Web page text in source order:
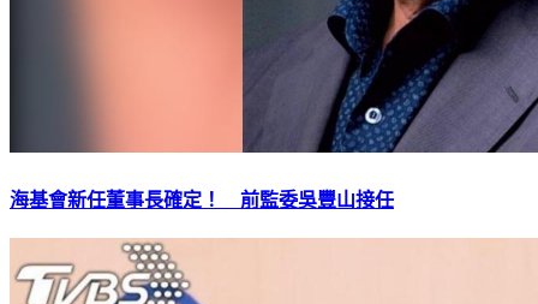
海基會新任董事長確定！ 前監委吳豐山接任